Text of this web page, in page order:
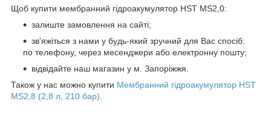
Щоб купити мембранний гідроакумулятор HST MS2,0:
залиште замовлення на сайті;
зв'яжіться з нами у будь-який зручний для Вас спосіб:
по телефону, через месенджери або електронну пошту;
відвідайте наш магазин у м. Запоріжжя.
Також у нас можно купити Мембранний гідроакумулятор HST
MS2,8 (2,8 л, 210 бар).